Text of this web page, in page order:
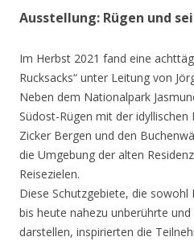
Ausstellung: Rügen und
Im Herbst 2021 fand eine
Rucksacks“ unter Leitung von
Neben dem Nationalpark
Südost-Rügen mit der
Zicker Bergen und den
die Umgebung der alten
Reisezielen.
Diese Schutzgebiete, die
bis heute nahezu unberührte
darstellen, inspirierten die